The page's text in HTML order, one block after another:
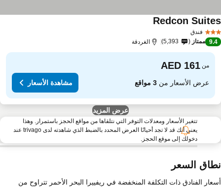
فندق
Redcon
9.4 ممتاز 5,393 الغردقة
من
عرض الأسعار من3 مواقع مشاهدة الأسعار
عرض المزيد
تتغير الأسعار ومعدلات التوفر التي نتلقاها من مواقع الحجز باستمرار. وهذا
يعني أنك قد لا تجد أحيانًا العرض المحدد بالضبط الذي شاهدته لدى trivago عند
دخولك إلى موقع الحجز.
السعر
الفنادق ذات التكلفة المنخفضة في ريفييرا البحر الأحمر تتراوح من